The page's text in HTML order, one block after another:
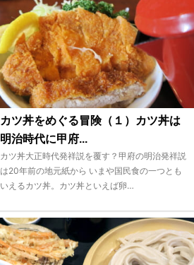
カツ丼をめぐる冒険（１）カツ丼は
明治時代に甲府...
カツ丼大正時代発祥説を覆す？甲府の明治発祥説
は20年前の地元紙から いまや国民食の一つとも
いえるカツ丼。カツ丼といえば卵…